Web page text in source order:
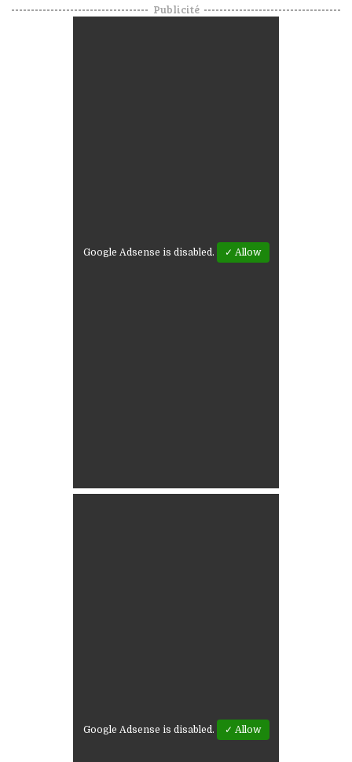
Publicité
Google Adsense is disabled. ✓ Allow
Google Adsense is disabled. ✓ Allow